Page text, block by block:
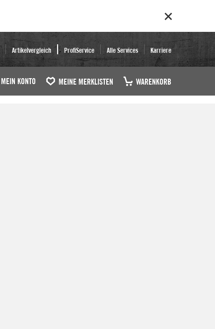
Artikelvergleich ProfiService Alle Services Karriere
MEIN KONTO MEINE MERKLISTEN WARENKORB